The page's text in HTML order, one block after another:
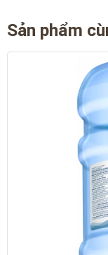
Sản phẩm